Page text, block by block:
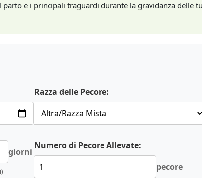
parto e i principali traguardi durante la gravidanza delle
Razza delle Pecore:
giorni
Numero di Pecore Allevate:
pecore